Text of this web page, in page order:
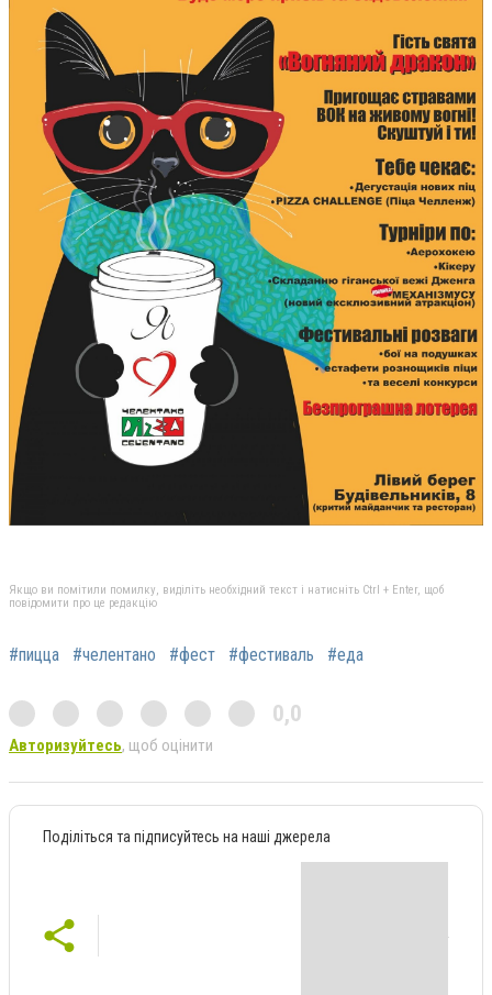
Якщо ви помітили помилку, виділіть необхідний текст і натисніть Ctrl + Enter, щоб
повідомити про це редакцію
#пицца #челентано #фест #фестиваль #еда
0,0
Авторизуйтесь, щоб оцінити
Поділіться та підписуйтесь на наші джерела